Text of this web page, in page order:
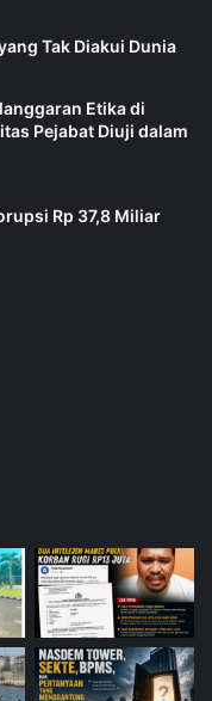
Tak Diakui Dunia
Etika di
Pejabat Diuji dalam
Rp 37,8 Miliar